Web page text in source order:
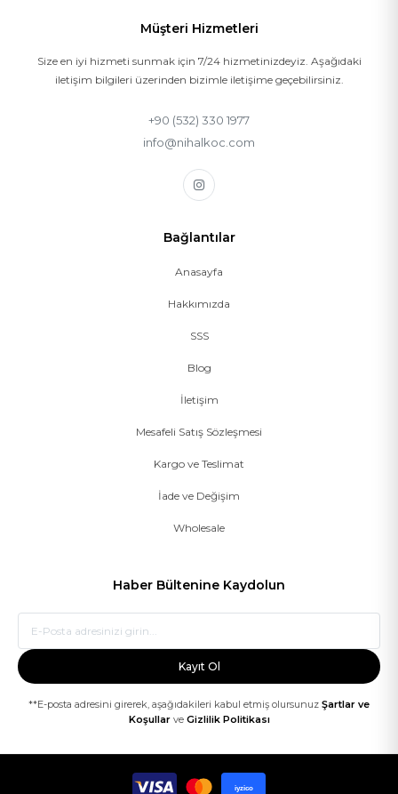
Müşteri Hizmetleri
Size en iyi hizmeti sunmak için 7/24 hizmetinizdeyiz. Aşağıdaki
iletişim bilgileri üzerinden bizimle iletişime geçebilirsiniz.
+90 (532) 330 1977
info@nihalkoc.com
Bağlantılar
Anasayfa
Hakkımızda
SSS
Blog
İletişim
Mesafeli Satış Sözleşmesi
Kargo ve Teslimat
İade ve Değişim
Wholesale
Haber Bültenine Kaydolun
Kayıt Ol
**E-posta adresini girerek, aşağıdakileri kabul etmiş olursunuz Şartlar ve
Koşullarve Gizlilik Politikası